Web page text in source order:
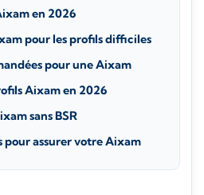
en 2026
pour les profils difficiles
pour une Aixam
Aixam en 2026
sans BSR
pour assurer votre Aixam